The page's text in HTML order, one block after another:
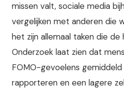
missen valt, sociale media
vergelijken met anderen die
het zijn allemaal taken die de
Onderzoek laat zien dat
FOMO-gevoelens
rapporteren en een lagere